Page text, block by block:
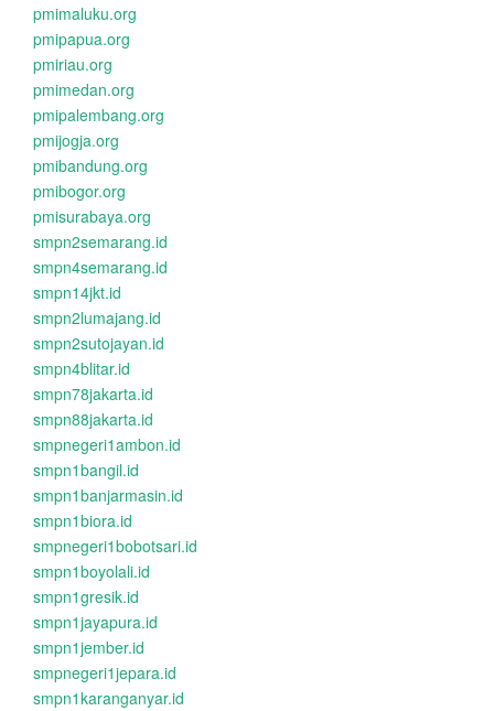
pmimaluku.org
pmipapua.org
pmiriau.org
pmimedan.org
pmipalembang.org
pmijogja.org
pmibandung.org
pmibogor.org
pmisurabaya.org
smpn2semarang.id
smpn4semarang.id
smpn14jkt.id
smpn2lumajang.id
smpn2sutojayan.id
smpn4blitar.id
smpn78jakarta.id
smpn88jakarta.id
smpnegeri1ambon.id
smpn1bangil.id
smpn1banjarmasin.id
smpn1biora.id
smpnegeri1bobotsari.id
smpn1boyolali.id
smpn1gresik.id
smpn1jayapura.id
smpn1jember.id
smpnegeri1jepara.id
smpn1karanganyar.id